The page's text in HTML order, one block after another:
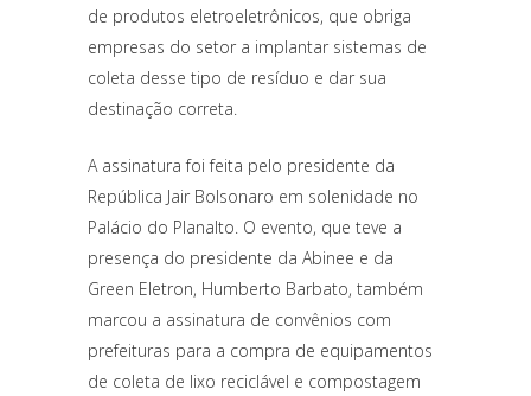
de produtos eletroeletrônicos, que obriga
empresas do setor a implantar sistemas de
coleta desse tipo de resíduo e dar sua
destinação correta.
A assinatura foi feita pelo presidente da
República Jair Bolsonaro em solenidade no
Palácio do Planalto. O evento, que teve a
presença do presidente da Abinee e da
Green Eletron, Humberto Barbato, também
marcou a assinatura de convênios com
prefeituras para a compra de equipamentos
de coleta de lixo reciclável e compostagem